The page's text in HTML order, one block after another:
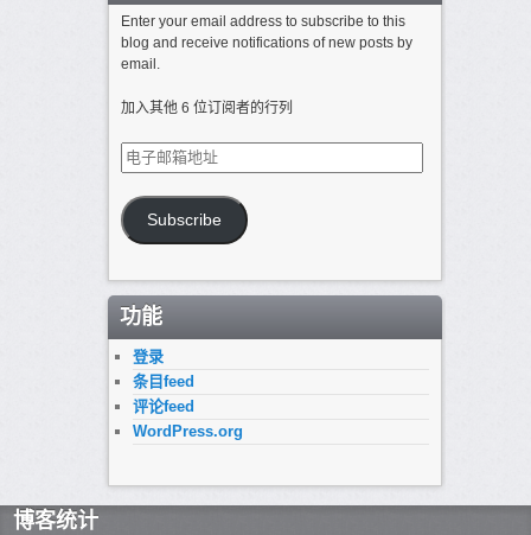
Enter your email address to subscribe to this
blog and receive notifications of new posts by
email.
加入其他 6 位订阅者的行列
电
子
箱
地
Subscribe
功能
登录
条目feed
评论feed
WordPress.org
博客统计